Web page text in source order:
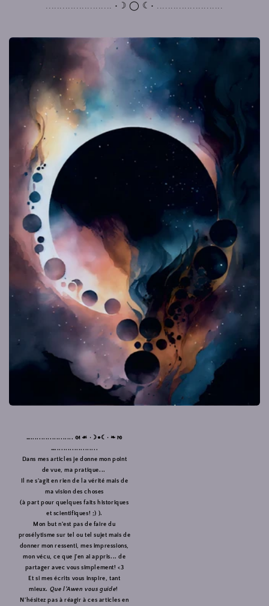
........................ •☽ ◯ ☾• ........................
….................... ᘛ ☙ •☽●☾• ❧ ᘚ
…....................
Dans mes articles je donne mon point
de vue, ma pratique...
Il ne s'agit en rien de la vérité mais de
ma vision des choses
(à part pour quelques faits historiques
et scientifiques! ;) ).
Mon but n'est pas de faire du
prosélytisme sur tel ou tel sujet mais de
donner mon ressenti, mes impressions,
mon vécu, ce que j'en ai appris... de
partager avec vous simplement! <3
Et si mes écrits vous inspire, tant
mieux. Que l’Awen vous guide!
N'hésitez pas à réagir à ces articles en